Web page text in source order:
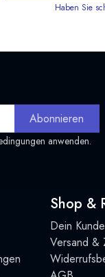
Haben Sie
Abonnieren
anwenden.
Shop &
Dein
Versand &